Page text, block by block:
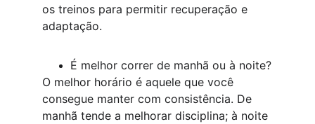
os treinos para permitir recuperação e
adaptação.
É melhor correr de manhã ou à noite?
O melhor horário é aquele que você
consegue manter com consistência. De
manhã tende a melhorar disciplina; à noite